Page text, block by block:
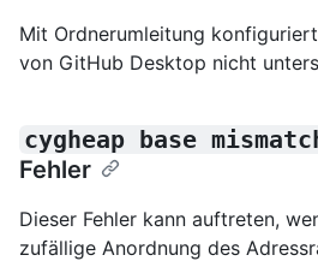
Mit Ordnerumleitung
von GitHub Desktop nicht
cygheap base
Fehler
Dieser Fehler kann auftreten,
zufällige Anordnung des